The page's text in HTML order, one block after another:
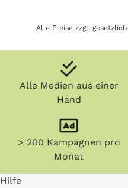
Alle Preise zzgl.
Alle Medien aus einer
Hand
> 200 Kampagnen pro
Monat
Hilfe